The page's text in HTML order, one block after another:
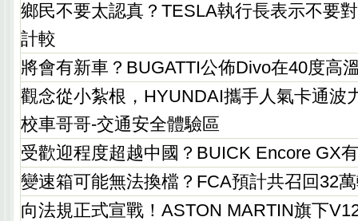
鄉民不要太認真？TESLA執行長表示不要
計較
將會有新車？BUGATTI公佈Divo在40度高
觀念從小紮根，HYUNDAI攜手人氣卡通波
校車哥哥-交通安全體驗區
受歡迎程度超越中國？BUICK Encore GX
變速箱可能無法換檔？FCA預計共召回32
向法規正式宣戰！ASTON MARTIN旗下